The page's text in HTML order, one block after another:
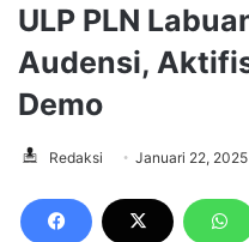
ULP PLN
Audensi,
Demo
Redaksi Januari 22, 2025